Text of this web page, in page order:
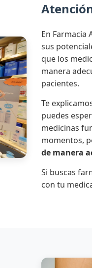
En Farmacia
sus
que los
manera
pacientes.
Te
puedes
medicinas
momentos,
de manera
Si buscas
con tu